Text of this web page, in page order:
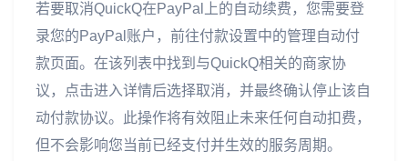
若要取消QuickQ在PayPal上的自动续费，您需要登
录您的PayPal账户，前往付款设置中的管理自动付
款页面。在该列表中找到与QuickQ相关的商家协
议，点击进入详情后选择取消，并最终确认停止该自
动付款协议。此操作将有效阻止未来任何自动扣费，
但不会影响您当前已经支付并生效的服务周期。